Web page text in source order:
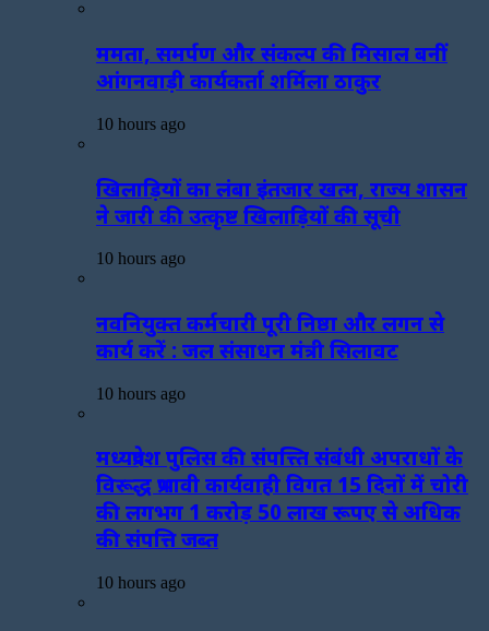
ममता, समर्पण और संकल्प की मिसाल बनीं
आंगनवाड़ी कार्यकर्ता शर्मिला ठाकुर
10 hours ago
खिलाड़ियों का लंबा इंतजार खत्म, राज्य शासन
ने जारी की उत्कृष्ट खिलाड़ियों की सूची
10 hours ago
नवनियुक्त कर्मचारी पूरी निष्ठा और लगन से
कार्य करें : जल संसाधन मंत्री सिलावट
10 hours ago
मध्यप्रदेश पुलिस की संपत्त्ति संबंधी अपराधों के
विरूद्ध प्रभावी कार्यवाही विगत 15 दिनों में चोरी
की लगभग 1 करोड़ 50 लाख रूपए से अधिक
की संपत्ति जब्‍त
10 hours ago